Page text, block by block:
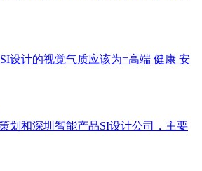
设计的视觉气质应该为=高端 健康 安
划和深圳智能产品SI设计公司，主要